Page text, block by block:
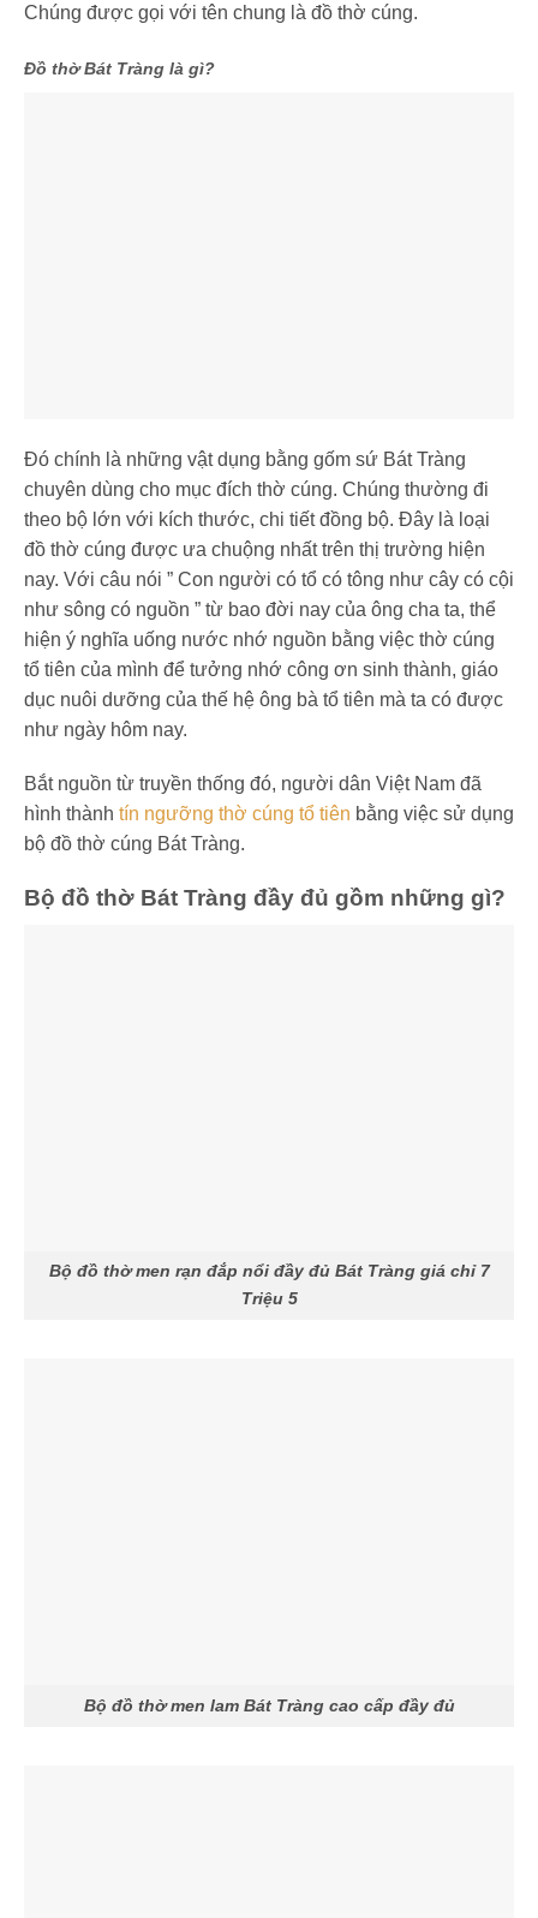
Chúng được gọi với tên chung là đồ thờ cúng.
Đồ thờ Bát Tràng là gì?
Đó chính là những vật dụng bằng gốm sứ Bát Tràng
chuyên dùng cho mục đích thờ cúng. Chúng thường đi
theo bộ lớn với kích thước, chi tiết đồng bộ. Đây là loại
đồ thờ cúng được ưa chuộng nhất trên thị trường hiện
nay. Với câu nói ” Con người có tổ có tông như cây có cội
như sông có nguồn ” từ bao đời nay của ông cha ta, thể
hiện ý nghĩa uống nước nhớ nguồn bằng việc thờ cúng
tổ tiên của mình để tưởng nhớ công ơn sinh thành, giáo
dục nuôi dưỡng của thế hệ ông bà tổ tiên mà ta có được
như ngày hôm nay.
Bắt nguồn từ truyền thống đó, người dân Việt Nam đã
hình thành tín ngưỡng thờ cúng tổ tiên bằng việc sử dụng
bộ đồ thờ cúng Bát Tràng.
Bộ đồ thờ Bát Tràng đầy đủ gồm những gì?
Bộ đồ thờ men rạn đắp nổi đầy đủ Bát Tràng giá chỉ 7
Triệu 5
Bộ đồ thờ men lam Bát Tràng cao cấp đầy đủ